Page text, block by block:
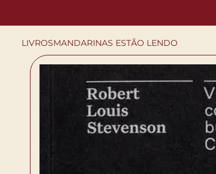
LIVROSMANDARINAS ESTÃO LENDO